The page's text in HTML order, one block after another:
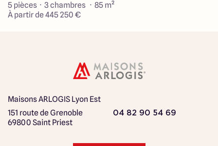
5 pièces · 3 chambres · 85 m²
À partir de 445 250 €
Maisons ARLOGIS Lyon Est
151 route de Grenoble
69800 Saint Priest
04 82 90 54 69